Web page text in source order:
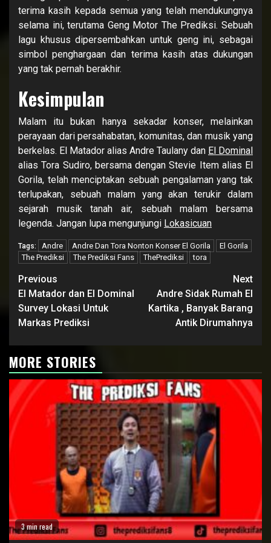
terima kasih kepada semua yang telah mendukungnya
selama ini, terutama Geng Motor The Prediksi. Sebuah
lagu khusus dipersembahkan untuk geng ini, sebagai
simbol penghargaan dan terima kasih atas dukungan
yang tak pernah berakhir.
Kesimpulan
Malam itu bukan hanya sekadar konser, melainkan
perayaan dari persahabatan, komunitas, dan musik yang
berkelas. El Matador alias Andre Taulany dan El Dominal
alias Tora Sudiro, bersama dengan Stevie Item alias El
Gorila, telah menciptakan sebuah pengalaman yang tak
terlupakan, sebuah malam yang akan terukir dalam
sejarah musik tanah air, sebuah malam bersama
legenda. Jangan lupa mengunjungi Lokasicuan
Tags: Andre Andre Dan Tora Nonton Konser El Gorila
El Gorila
The Prediksi
The Prediksi Fans ThePrediksi tora
Continue
Reading
Previous
El Matador dan El Dominal
Survey Lokasi Untuk
Markas Prediksi
Next
Andre Sidak Rumah El
Kartika , Banyak Barang
Antik Dirumahnya
MORE STORIES
3 min read